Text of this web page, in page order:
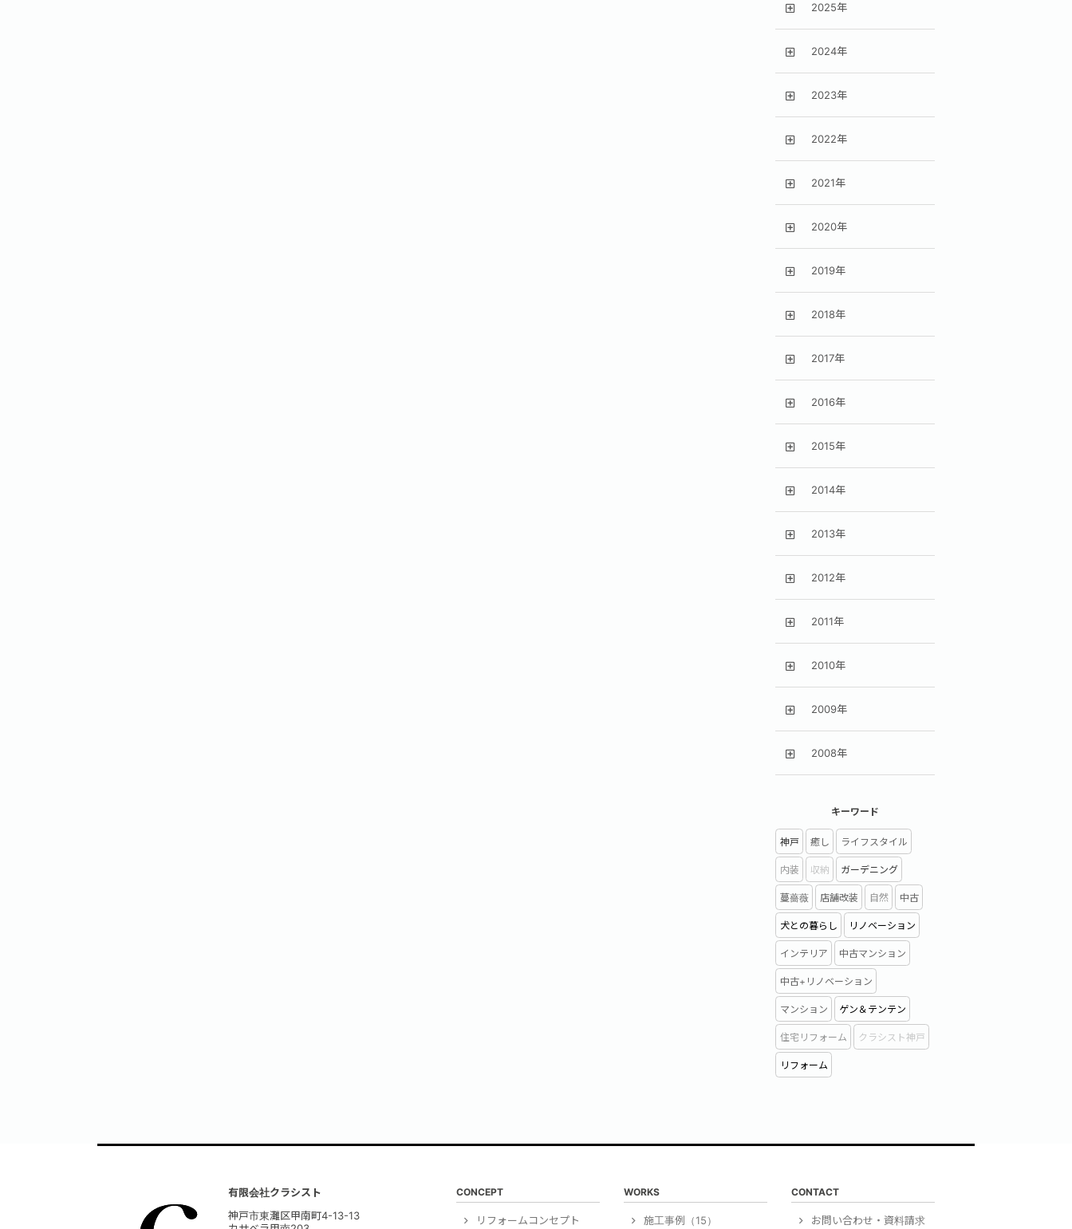
2025年
2024年
2023年
2022年
2021年
2020年
2019年
2018年
2017年
2016年
2015年
2014年
2013年
2012年
2011年
2010年
2009年
2008年
キーワード
神戸 癒し ライフスタイル
内装 収納 ガーデニング
蔓薔薇 店舗改装 自然 中古
犬との暮らし リノベーション
インテリア 中古マンション
中古+リノベーション
マンション ゲン＆テンテン
住宅リフォーム クラシスト神戸
リフォーム
有限会社クラシスト
神戸市東灘区甲南町4-13-13
CONCEPT
リフォームコンセプト
WORKS
施工事例（15）
CONTACT
お問い合わせ・資料請求